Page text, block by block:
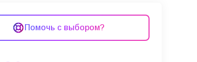
Помочь с выбором?